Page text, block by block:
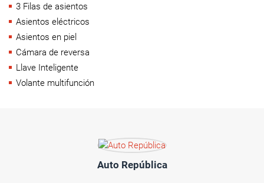
3 Filas de asientos
Asientos eléctricos
Asientos en piel
Cámara de reversa
Llave Inteligente
Volante multifunción
Auto República